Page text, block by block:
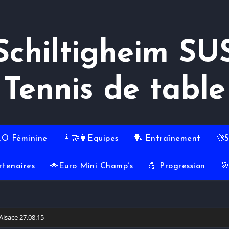
Tennis de table
Féminine 👩‍🤝‍👩Equipes 🏓 Entraînement
🌟Euro Mini Champ’s 💪 Progression
27.08.15